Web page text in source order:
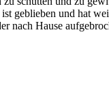
geblieben und hat
nach Hause